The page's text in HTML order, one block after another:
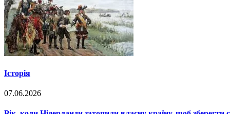
Історія
07.06.2026